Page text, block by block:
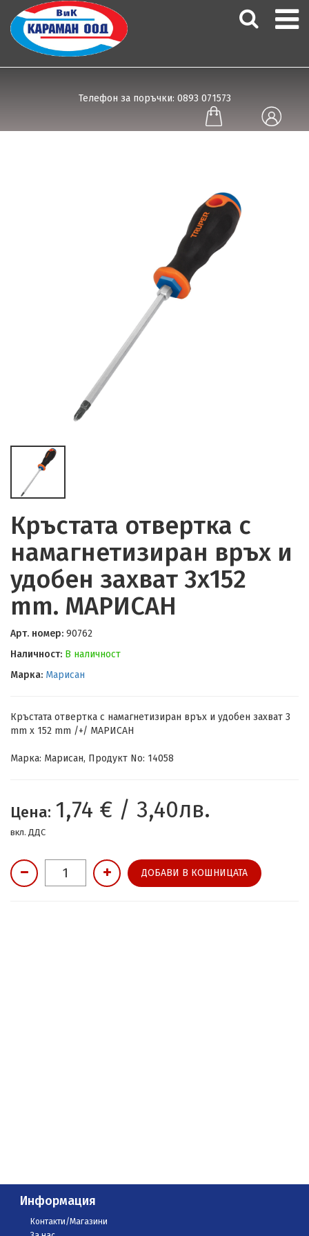
Телефон за поръчки: 0893 071573
Кръстата отвертка с
намагнетизиран връх и
удобен захват 3х152
mm. МАРИСАН
Арт. номер: 90762
Наличност: В наличност
Марка: Марисан
Кръстата отвертка с намагнетизиран връх и удобен захват 3
mm х 152 mm /+/ МАРИСАН
Марка: Марисан, Продукт No: 14058
Цена: 1,74 € / 3,40лв.
вкл. ДДС
ДОБАВИ В КОШНИЦАТА
Информация
Контакти/Магазини